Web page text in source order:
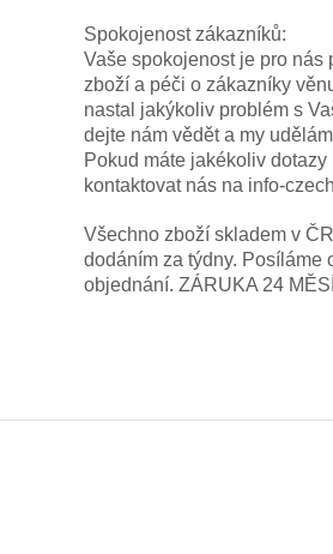
Spokojenost zákazníků:
Vaše spokojenost je pro nás
zboží a péči o zákazníky
nastal jakýkoliv problém s
dejte nám vědět a my
Pokud máte jakékoliv
kontaktovat nás na info-
Všechno zboží skladem v
dodáním za týdny. Posíláme
objednání. ZÁRUKA 24